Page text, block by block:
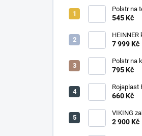
Polstr na
křeslo
545 Kč
chladnička
7 999 Kč
Polstr na
melír
795 Kč
Rojaplast
slunečník
660 Kč
VIKING
2 900 Kč